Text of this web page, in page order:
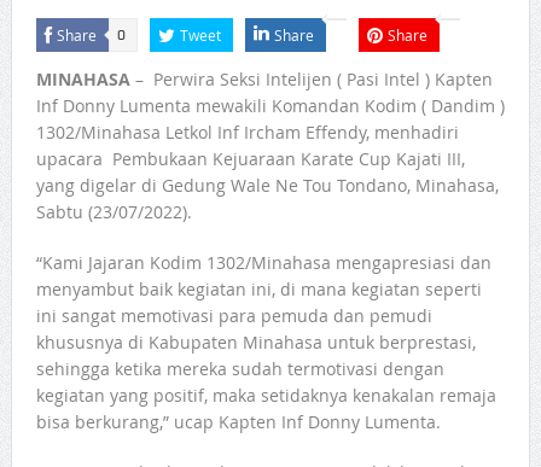
Share 0 Tweet Share Share
MINAHASA – Perwira Seksi Intelijen ( Pasi Intel ) Kapten
Inf Donny Lumenta mewakili Komandan Kodim ( Dandim )
1302/Minahasa Letkol Inf Ircham Effendy, menhadiri
upacara Pembukaan Kejuaraan Karate Cup Kajati III,
yang digelar di Gedung Wale Ne Tou Tondano, Minahasa,
Sabtu (23/07/2022).
“Kami Jajaran Kodim 1302/Minahasa mengapresiasi dan
menyambut baik kegiatan ini, di mana kegiatan seperti
ini sangat memotivasi para pemuda dan pemudi
khususnya di Kabupaten Minahasa untuk berprestasi,
sehingga ketika mereka sudah termotivasi dengan
kegiatan yang positif, maka setidaknya kenakalan remaja
bisa berkurang,” ucap Kapten Inf Donny Lumenta.